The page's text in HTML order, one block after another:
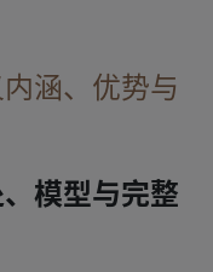
涵、优势与
模型与完整